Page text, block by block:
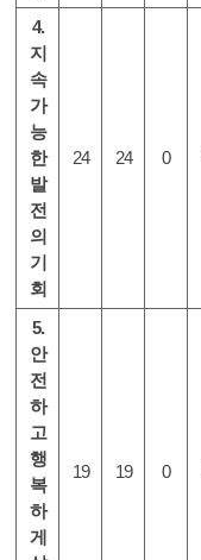
4.
지
속
가
능
한
발
전
의
기
회
24 24 0
5.
안
전
하
고
행
복
하
게
19 19 0